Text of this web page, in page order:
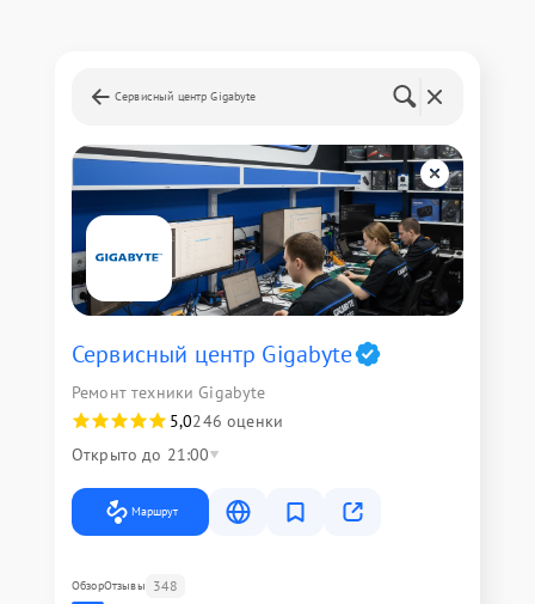
Сервисный центр Gigabyte
Сервисный центр Gigabyte
Ремонт техники Gigabyte
5,0246 оценки
Открыто до 21:00
Маршрут
ОбзорОтзывы 348